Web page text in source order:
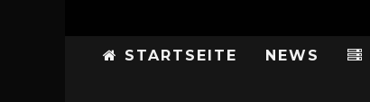
STARTSEITE NEWS